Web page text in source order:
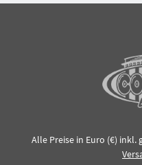
Alle Preise in Euro (€) inkl.